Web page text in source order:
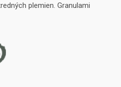
plemien. Granulami